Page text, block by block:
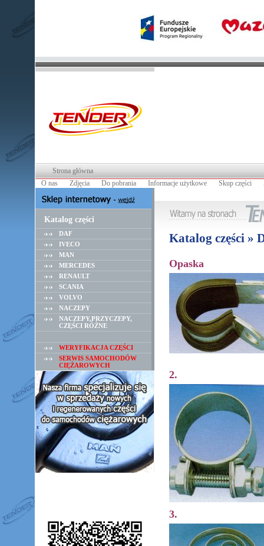
Strona główna
O nas
Zdjęcia Do pobrania Informacje użytkowe Skup części
Katalog części
DAF
IVECO
MAN
MERCEDES
RENAULT
SCANIA
VOLVO
NACZEPY
NACZEPY,PRZYCZEPY,
CZĘŚCI RÓŻNE
WERYFIKACJA CZĘŚCI
SERWIS SAMOCHODÓW
CIĘŻAROWYCH
Katalog części »
Opaska
2.
3.